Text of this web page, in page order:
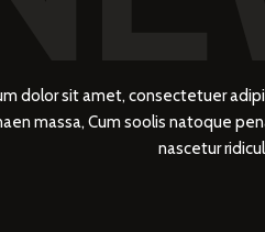
dolor sit amet, consectetuer
massa, Cum soolis natoque
nascetur